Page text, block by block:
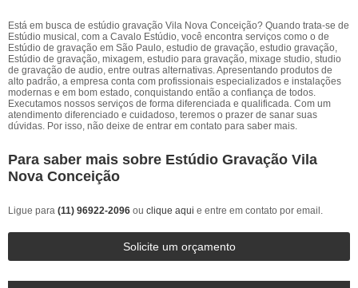
Está em busca de estúdio gravação Vila Nova Conceição? Quando trata-se de
Estúdio musical, com a Cavalo Estúdio, você encontra serviços como o de
Estúdio de gravação em São Paulo, estudio de gravação, estudio gravação,
Estúdio de gravação, mixagem, estudio para gravação, mixage studio, studio
de gravação de audio, entre outras alternativas. Apresentando produtos de
alto padrão, a empresa conta com profissionais especializados e instalações
modernas e em bom estado, conquistando então a confiança de todos.
Executamos nossos serviços de forma diferenciada e qualificada. Com um
atendimento diferenciado e cuidadoso, teremos o prazer de sanar suas
dúvidas. Por isso, não deixe de entrar em contato para saber mais.
Para saber mais sobre Estúdio Gravação Vila
Nova Conceição
Ligue para (11) 96922-2096 ou clique aqui e entre em contato por email.
Solicite um orçamento